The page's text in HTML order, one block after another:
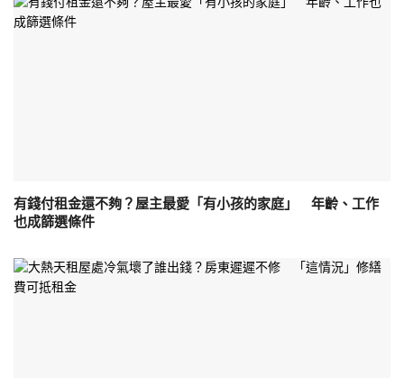
有錢付租金還不夠？屋主最愛「有小孩的家庭」 年齡、工作
也成篩選條件